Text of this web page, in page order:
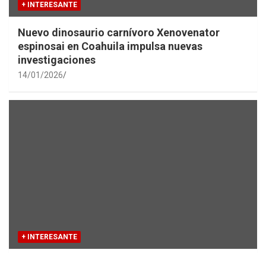
+ INTERESANTE
Nuevo dinosaurio carnívoro Xenovenator
espinosai en Coahuila impulsa nuevas
investigaciones
14/01/2026
+ INTERESANTE